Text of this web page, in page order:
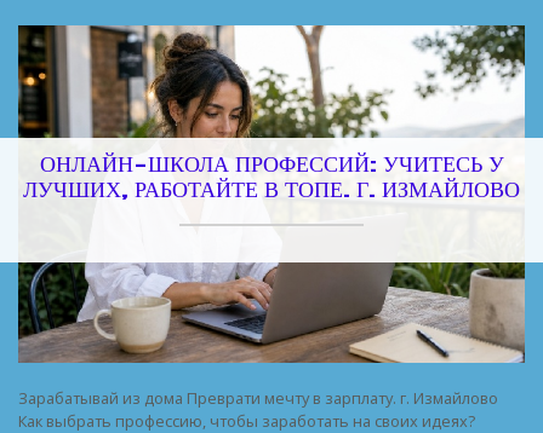
ОНЛАЙН-ШКОЛА ПРОФЕССИЙ: УЧИТЕСЬ У
ЛУЧШИХ, РАБОТАЙТЕ В ТОПЕ. Г. ИЗМАЙЛОВО
Зарабатывай из дома Преврати мечту в зарплату. г. Измайлово
Как выбрать профессию, чтобы заработать на своих идеях?